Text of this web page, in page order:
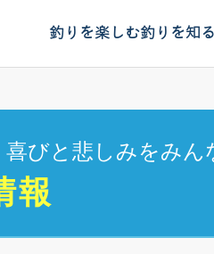
釣りを楽しむ釣りを知る
びと悲しみをみん
報